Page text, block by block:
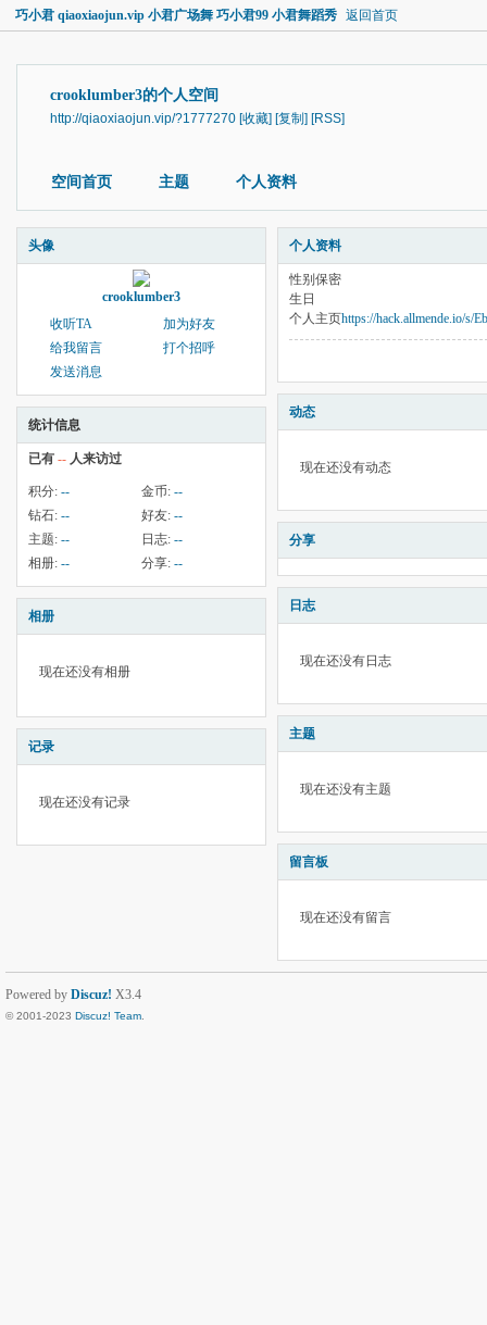
巧小君 qiaoxiaojun.vip 小君广场舞 巧小君99 小君舞蹈秀 返回首页
crooklumber3的个人空间
http://qiaoxiaojun.vip/?1777270 [收藏] [复制] [RSS]
空间首页 主题 个人资料
头像
crooklumber3
收听TA
加为好友
给我留言
打个招呼
发送消息
统计信息
已有 -- 人来访过
积分: -- 金币: --
钻石: -- 好友: --
主题: -- 日志: --
相册: -- 分享: --
相册
现在还没有相册
记录
现在还没有记录
个人资料
性别 保密
生日
个人主页https://hack.allmende.io/s/
动态
现在还没有动态
分享
日志
现在还没有日志
主题
现在还没有主题
留言板
现在还没有留言
Powered by Discuz! X3.4
© 2001-2023 Discuz! Team